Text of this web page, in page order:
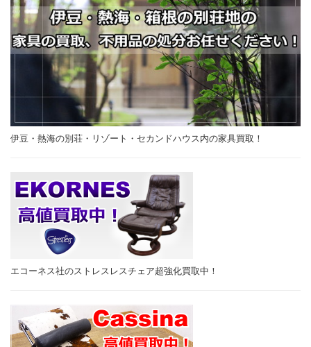
伊豆・熱海の別荘・リゾート・セカンドハウス内の家具買取！
エコーネス社のストレスレスチェア超強化買取中！